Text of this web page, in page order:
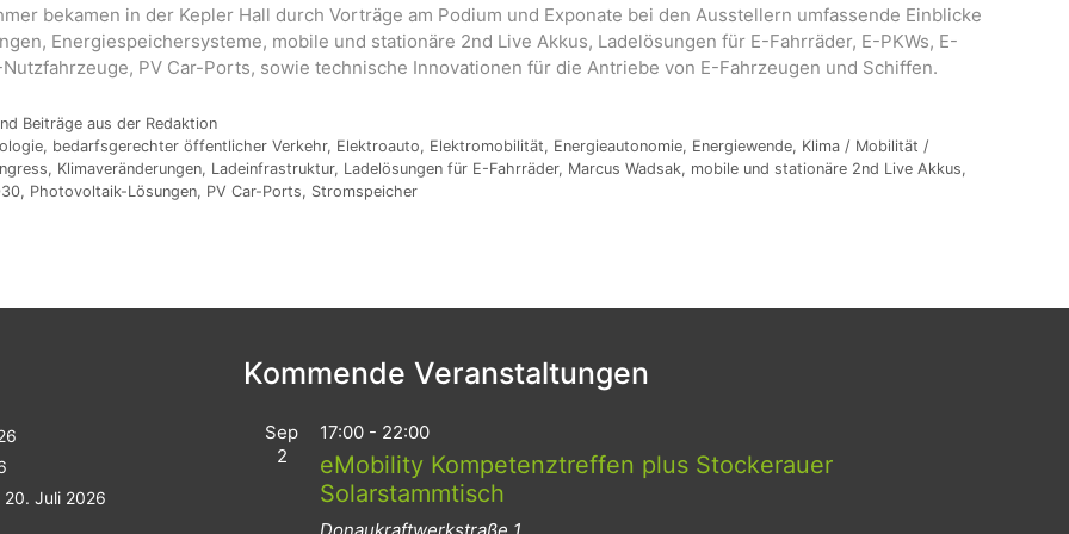
bekamen in der Kepler Hall durch Vorträge am Podium und Exponate bei den Ausstellern umfassende Einblicke
Energiespeichersysteme, mobile und stationäre 2nd Live Akkus, Ladelösungen für E-Fahrräder, E-PKWs, E-
PV Car-Ports, sowie technische Innovationen für die Antriebe von E-Fahrzeugen und Schiffen.
Beiträge aus der Redaktion
, bedarfsgerechter öffentlicher Verkehr, Elektroauto, Elektromobilität, Energieautonomie, Energiewende, Klima / Mobilität /
, Klimaveränderungen, Ladeinfrastruktur, Ladelösungen für E-Fahrräder, Marcus Wadsak, mobile und stationäre 2nd Live Akkus,
, Photovoltaik-Lösungen, PV Car-Ports, Stromspeicher
20. Juli 2026
Kommende Veranstaltungen
Sep
2
17:00 - 22:00
eMobility Kompetenztreffen plus Stockerauer
Solarstammtisch